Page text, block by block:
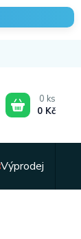
0 ks
0 Kč
Výprodej